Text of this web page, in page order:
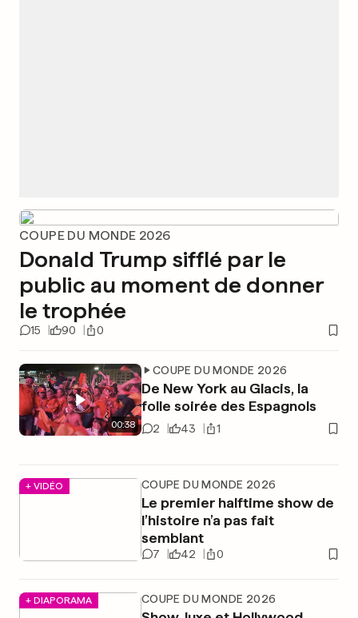
COUPE DU MONDE 2026
Donald Trump sifflé par le
public au moment de donner
le trophée
15 90 0
00:38
COUPE DU MONDE 2026
De New York au Glacis, la
folle soirée des Espagnols
2 43 1
+ VIDÉO COUPE DU MONDE 2026
Le premier halftime show de
l’histoire n’a pas fait
semblant
7 42 0
+ DIAPORAMA COUPE DU MONDE 2026